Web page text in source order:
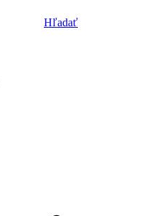
Hľadať